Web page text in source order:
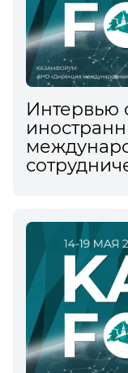
Интервью
ТАСС на